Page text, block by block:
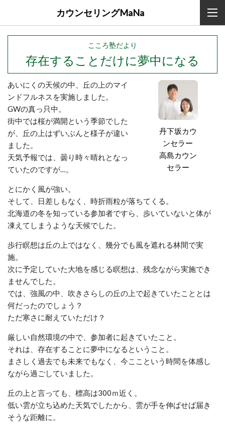
カウンセリングMaNa
こころ塾だより
存在することだけに夢中になる
丹下坂カウ
ンセラー
高島カウン
セラー
あいにくの天候の中、丘の上のマイ
ンドフルネスを実施しました。
GWの真っ只中。
街中では桜が満開という季節でした
が、丘の上はずいぶんと様子が違い
ました。
天気予報では、曇り時々晴れとなっ
ていたのですが…。
とにかく風が強い。
そして、日差しもなく、時折雨粒が落ちてくる。
北海道の冬を知っている参加者ですら、歩いていないと体が
凍えてしまうような天候でした。
歩行瞑想は丘の上ではなく、幾分でも風を遮れる林間で実
施。
次に予定していた大地を感じる瞑想は、残念ながら実施でき
ませんでした。
では、強風の中、吹きさらしの丘の上で起きていたこととは
何だったのでしょう？
ただ寒さに耐えていただけ？
厳しい自然環境の中で、参加者に起きていたこと。
それは、存在することに夢中になるということ。
まさしく過去でも未来でもなく、今ここという時間を体感し
ながら過ごしていました。
丘の上と言っても、標高は300ｍ近く。
低い雲が立ち込めた天気でしたから、雲が手を伸ばせば届き
そうな距離に。